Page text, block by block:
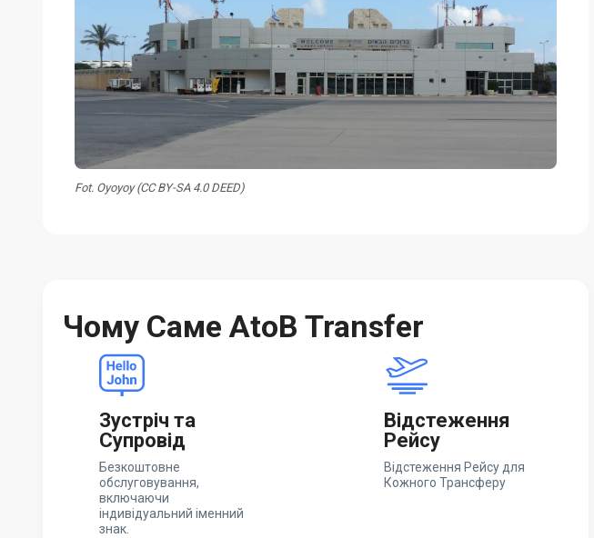
Fot. Oyoyoy (CC BY-SA 4.0 DEED)
Чому Саме AtoB Transfer
Зустріч та
Супровід
Безкоштовне
обслуговування,
включаючи
індивідуальний іменний
знак.
Відстеження
Рейсу
Відстеження Рейсу для
Кожного Трансферу